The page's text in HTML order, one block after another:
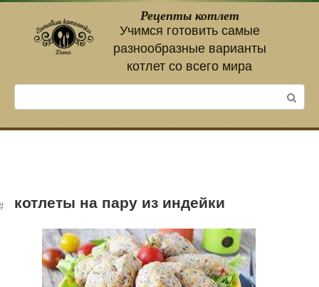
контенту
Рецепты котлет
Учимся готовить самые
разнообразные варианты
котлет со всего мира
котлеты на пару из индейки